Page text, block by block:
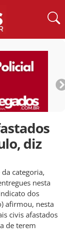
diz
categoria,
nesta
dos
afirmou, nesta
civis afastados
de terem